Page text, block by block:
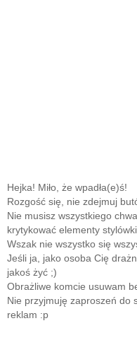
Hejka! Miło, że wpadła(e)ś!
Rozgość się, nie zdejmuj
Nie musisz wszystkiego
krytykować elementy stylówki.
Wszak nie wszystko się
Jeśli ja, jako osoba Cię
jakoś żyć ;)
Obrażliwe komcie usuwam
Nie przyjmuję zaproszeń do
reklam :p